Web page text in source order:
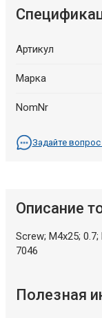
Артикул
Марка
NomNr
Задайте
Описание
Screw; M4x25;
7046
Полезная